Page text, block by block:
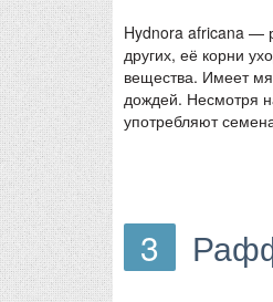
Hydnora africana —
других, её корни
вещества. Имеет
дождей. Несмотря
употребляют
3